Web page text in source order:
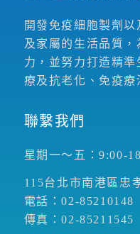
開發免疫細胞製劑
及家屬的生活品質
力，並努力打造精
療及抗老化、免疫
聯繫我們
星期一～五：9:00-
115台北市南港區忠
電話：02-85210148
傳真：02-85211545